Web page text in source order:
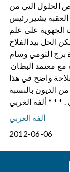
الحلول التي من
يشير رئيس
على علم
الحل بيد الفلاح
برج التومي وسام
معتمد البطان
واضح في هذا
الديون بالنسبة
. * * * ألفة الغربي
ألفة الغربي
2012-06-06